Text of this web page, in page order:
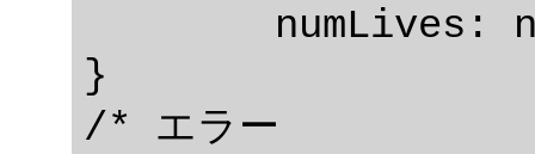
}
/* エラー